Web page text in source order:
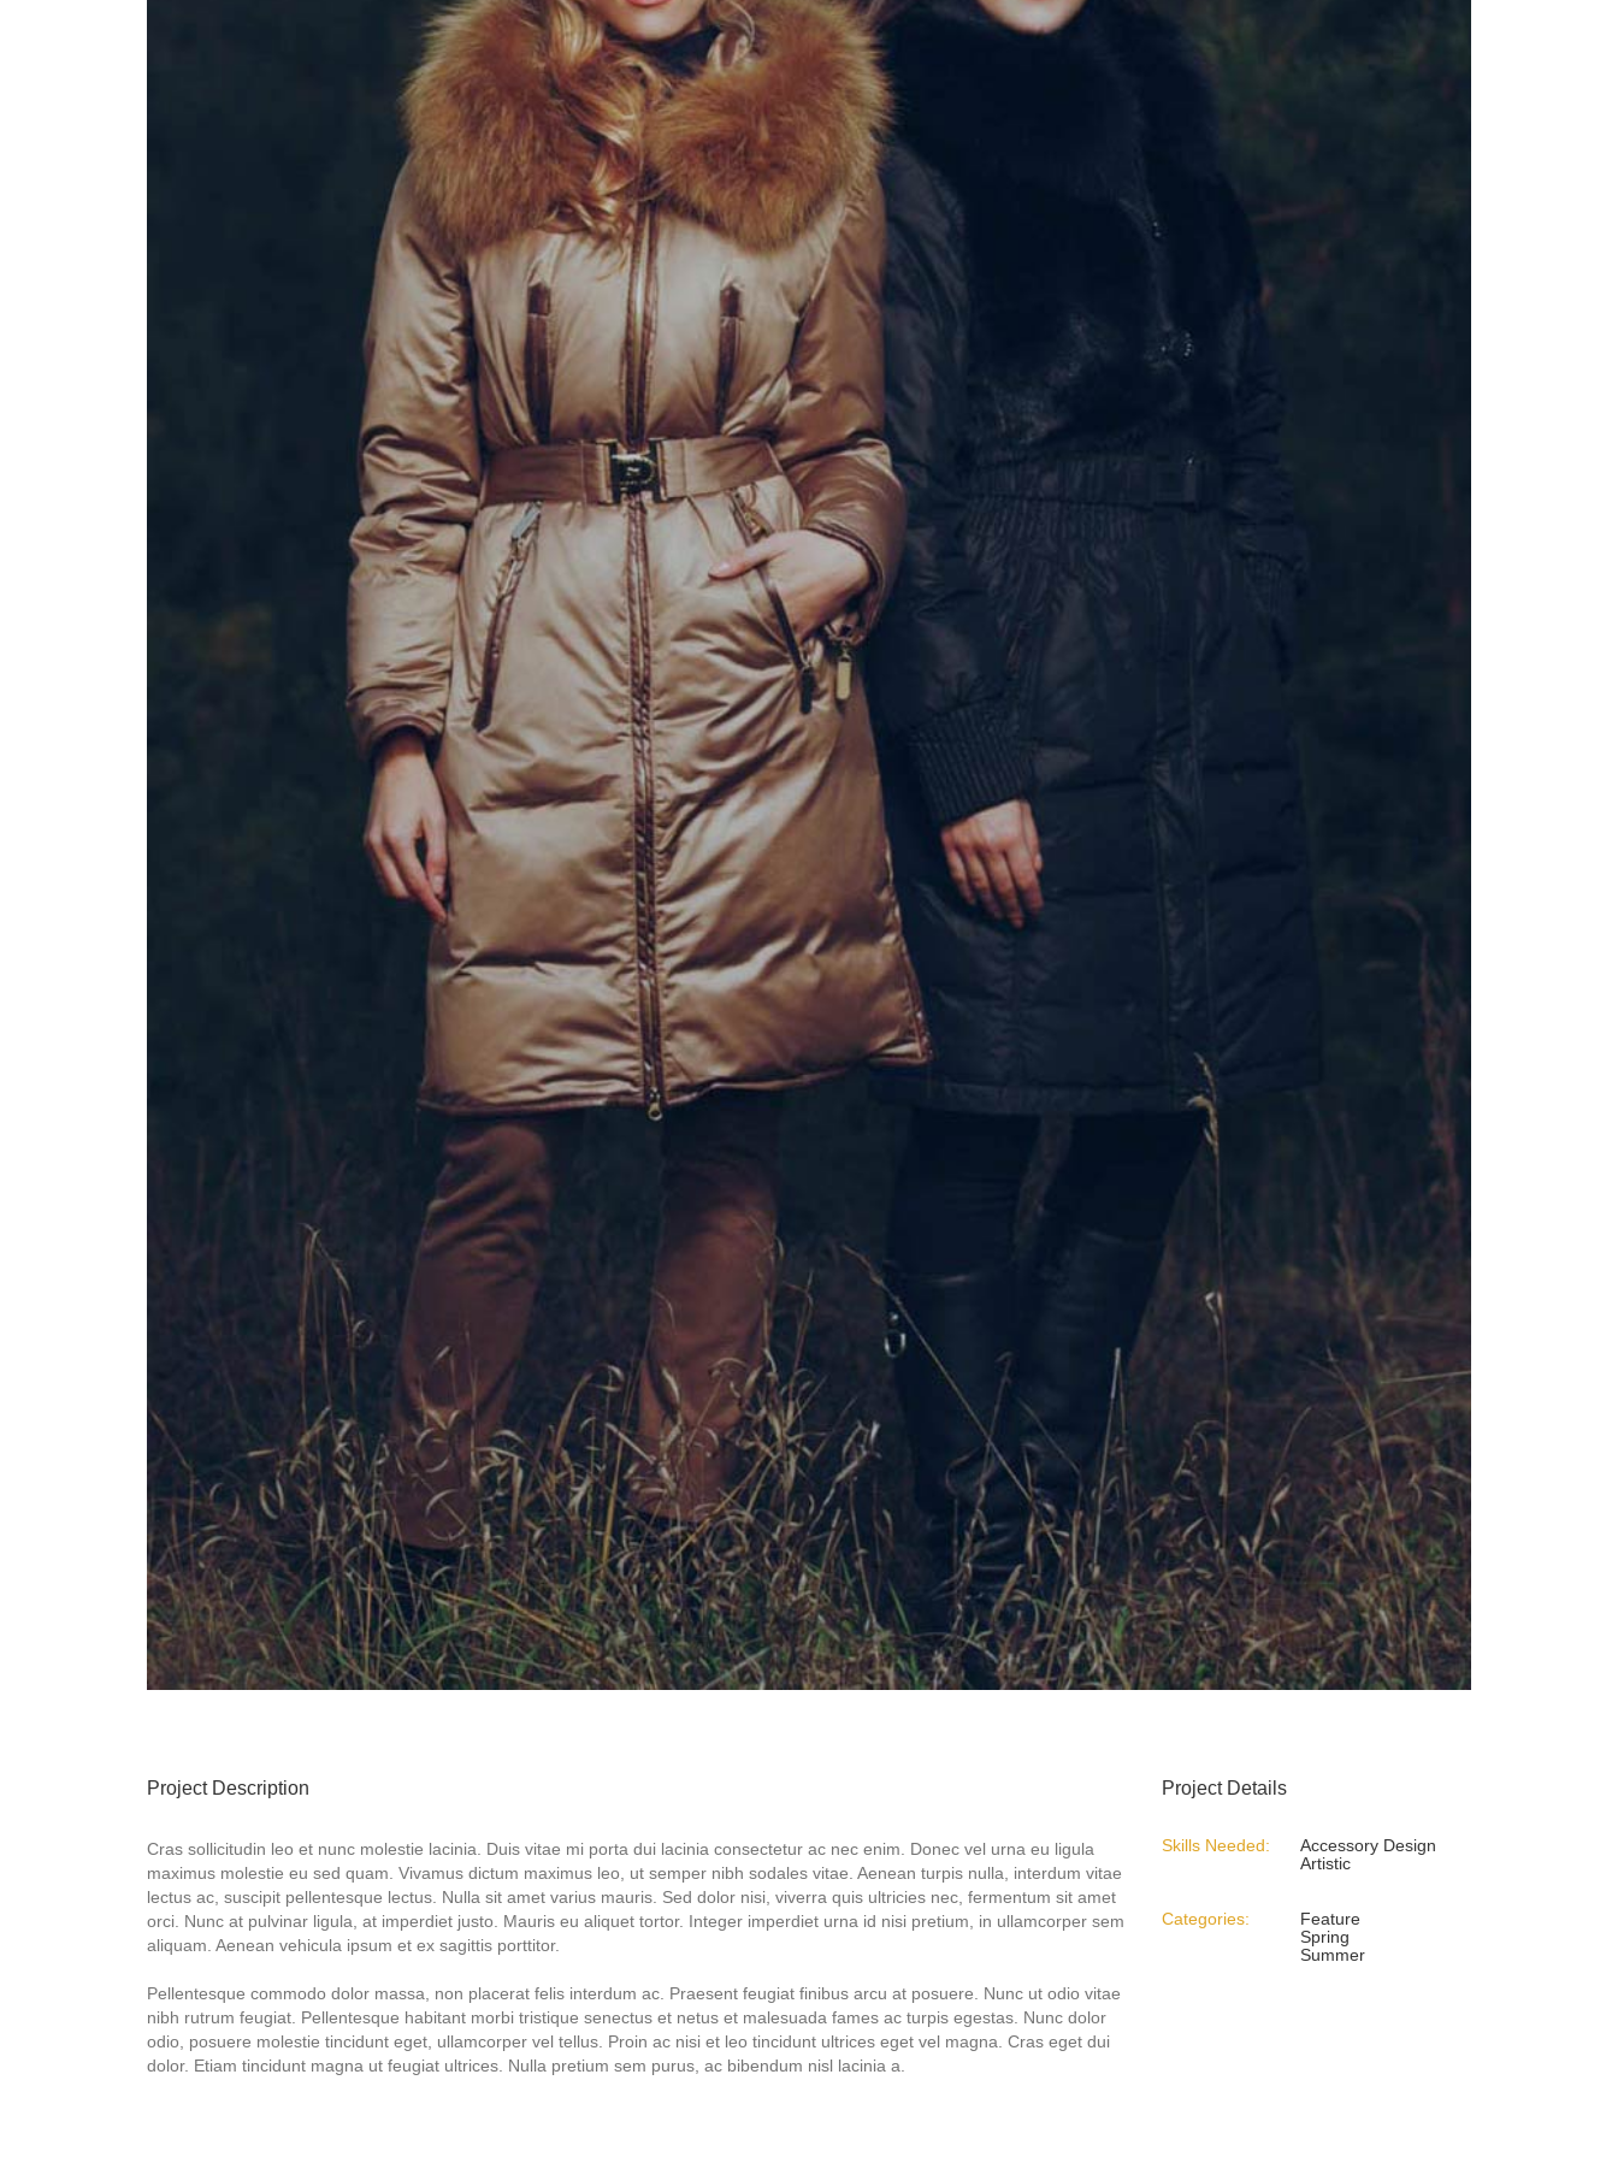
Project Description
Cras sollicitudin leo et nunc molestie lacinia. Duis vitae mi porta dui lacinia consectetur ac nec enim. Donec vel urna eu ligula
maximus molestie eu sed quam. Vivamus dictum maximus leo, ut semper nibh sodales vitae. Aenean turpis nulla, interdum vitae
lectus ac, suscipit pellentesque lectus. Nulla sit amet varius mauris. Sed dolor nisi, viverra quis ultricies nec, fermentum sit amet
orci. Nunc at pulvinar ligula, at imperdiet justo. Mauris eu aliquet tortor. Integer imperdiet urna id nisi pretium, in ullamcorper sem
aliquam. Aenean vehicula ipsum et ex sagittis porttitor.
Pellentesque commodo dolor massa, non placerat felis interdum ac. Praesent feugiat finibus arcu at posuere. Nunc ut odio vitae
nibh rutrum feugiat. Pellentesque habitant morbi tristique senectus et netus et malesuada fames ac turpis egestas. Nunc dolor
odio, posuere molestie tincidunt eget, ullamcorper vel tellus. Proin ac nisi et leo tincidunt ultrices eget vel magna. Cras eget dui
dolor. Etiam tincidunt magna ut feugiat ultrices. Nulla pretium sem purus, ac bibendum nisl lacinia a.
Project Details
Skills Needed:
Accessory Design
Artistic
Categories:
Feature
Spring
Summer